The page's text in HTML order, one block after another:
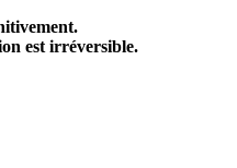
est irréversible.